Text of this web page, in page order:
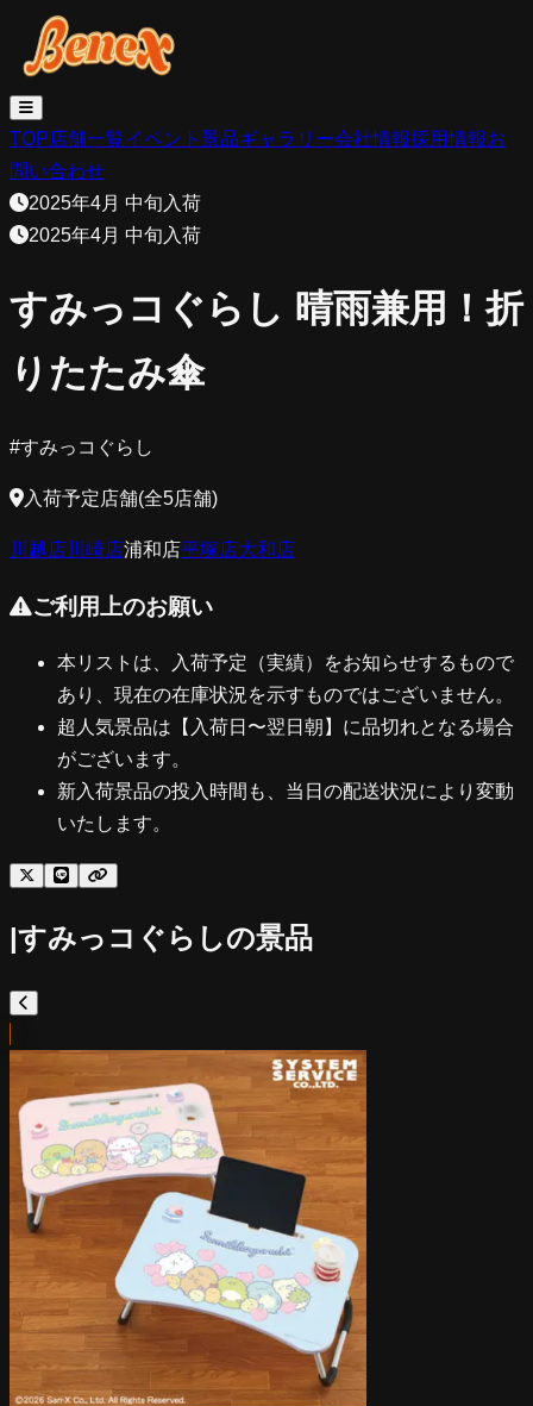
TOP店舗一覧イベント 景品ギャラリー会社情報採用情報お
問い合わせ
2025年4月 中旬入荷
2025年4月 中旬入荷
すみっコぐらし 晴雨兼用！折
りたたみ傘
#すみっコぐらし
入荷予定店舗(全5店舗)
川越店川崎店浦和店平塚店大和店
ご利用上のお願い
本リストは、入荷予定（実績）をお知らせするもので
あり、現在の在庫状況を示すものではございません。
超人気景品は【入荷日〜翌日朝】に品切れとなる場合
がございます。
新入荷景品の投入時間も、当日の配送状況により変動
いたします。
|すみっコぐらしの景品